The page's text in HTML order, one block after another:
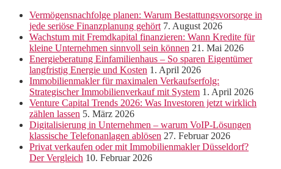
Vermögensnachfolge planen: Warum Bestattungsvorsorge in
jede seriöse Finanzplanung gehört 7. August 2026
Wachstum mit Fremdkapital finanzieren: Wann Kredite für
kleine Unternehmen sinnvoll sein können 21. Mai 2026
Energieberatung Einfamilienhaus – So sparen Eigentümer
langfristig Energie und Kosten 1. April 2026
Immobilienmakler für maximalen Verkaufserfolg:
Strategischer Immobilienverkauf mit System 1. April 2026
Venture Capital Trends 2026: Was Investoren jetzt wirklich
zählen lassen 5. März 2026
Digitalisierung in Unternehmen – warum VoIP-Lösungen
klassische Telefonanlagen ablösen 27. Februar 2026
Privat verkaufen oder mit Immobilienmakler Düsseldorf?
Der Vergleich 10. Februar 2026